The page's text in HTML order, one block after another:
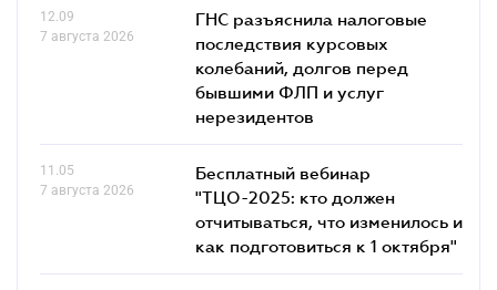
12.09
7 августа 2026
ГНС разъяснила налоговые
последствия курсовых
колебаний, долгов перед
бывшими ФЛП и услуг
нерезидентов
11.05
7 августа 2026
Бесплатный вебинар
"ТЦО-2025: кто должен
отчитываться, что изменилось и
как подготовиться к 1 октября"